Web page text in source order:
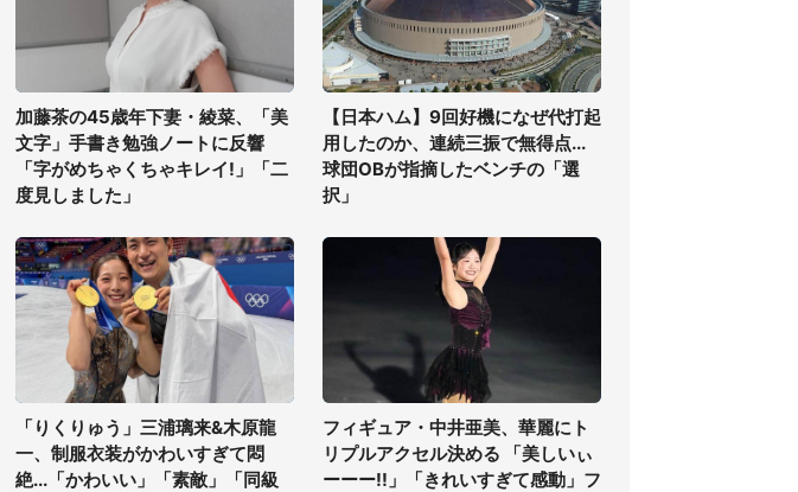
加藤茶の45歳年下妻・綾菜、「美
文字」手書き勉強ノートに反響
「字がめちゃくちゃキレイ!」「二
度見しました」
【日本ハム】9回好機になぜ代打起
用したのか、連続三振で無得点...
球団OBが指摘したベンチの「選
択」
「りくりゅう」三浦璃来&木原龍
一、制服衣装がかわいすぎて悶
絶...「かわいい」「素敵」「同級
フィギュア・中井亜美、華麗にト
リプルアクセル決める 「美しいぃ
ーーー!!」「きれいすぎて感動」フ